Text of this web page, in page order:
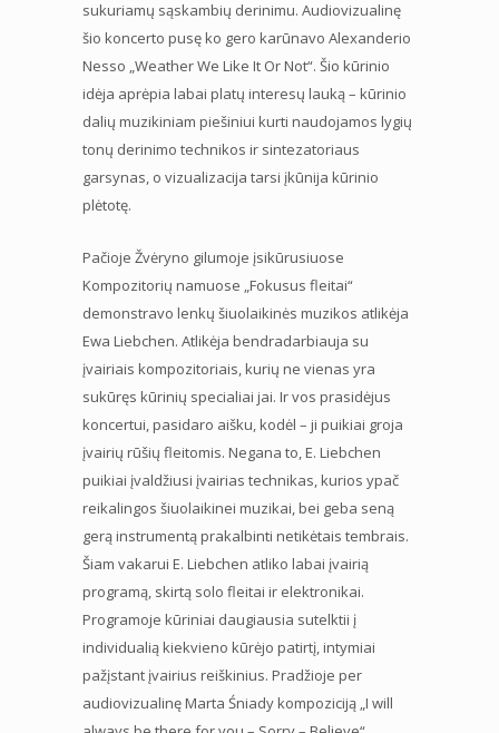
sukuriamų sąskambių derinimu. Audiovizualinę
šio koncerto pusę ko gero karūnavo Alexanderio
Nesso „Weather We Like It Or Not“. Šio kūrinio
idėja aprėpia labai platų interesų lauką – kūrinio
dalių muzikiniam piešiniui kurti naudojamos lygių
tonų derinimo technikos ir sintezatoriaus
garsynas, o vizualizacija tarsi įkūnija kūrinio
plėtotę.
Pačioje Žvėryno gilumoje įsikūrusiuose
Kompozitorių namuose „Fokusus fleitai“
demonstravo lenkų šiuolaikinės muzikos atlikėja
Ewa Liebchen. Atlikėja bendradarbiauja su
įvairiais kompozitoriais, kurių ne vienas yra
sukūręs kūrinių specialiai jai. Ir vos prasidėjus
koncertui, pasidaro aišku, kodėl – ji puikiai groja
įvairių rūšių fleitomis. Negana to, E. Liebchen
puikiai įvaldžiusi įvairias technikas, kurios ypač
reikalingos šiuolaikinei muzikai, bei geba seną
gerą instrumentą prakalbinti netikėtais tembrais.
Šiam vakarui E. Liebchen atliko labai įvairią
programą, skirtą solo fleitai ir elektronikai.
Programoje kūriniai daugiausia sutelktii į
individualią kiekvieno kūrėjo patirtį, intymiai
pažįstant įvairius reiškinius. Pradžioje per
audiovizualinę Marta Śniady kompoziciją „I will